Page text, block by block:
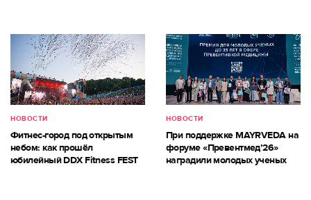
НОВОСТИ
Фитнес-город под открытым
небом: как прошёл
юбилейный DDX Fitness FEST
НОВОСТИ
При поддержке MAYRVEDA на
форуме «Превентмед’26»
наградили молодых ученых